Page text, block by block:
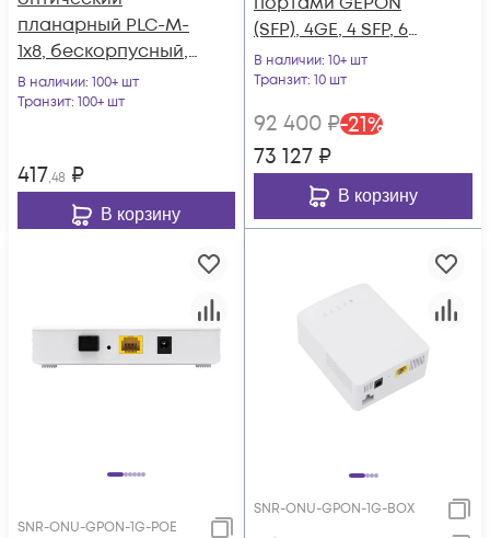
планарный PLC-M-
1x8, бескорпусный,
неоконцованный
В наличии: 100+ шт
Транзит: 100+ шт
417,48 ₽
В корзину
(SFP), 4GE, 4 SFP, 6
SFP+, 2*AC
В наличии: 10+ шт
Транзит: 10 шт
92 400 ₽-21%
73 127 ₽
В корзину
SNR-ONU-GPON-1G-POE
SNR-ONU-GPON-1G-BOX